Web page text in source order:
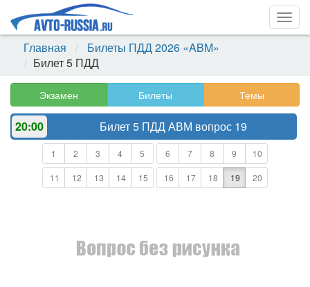
Главная
Билеты ПДД 2026 «ABM»
Билет 5 ПДД
Экзамен Билеты Темы
20:00 Билет 5 ПДД АВМ вопрос 19
1 2 3 4 5 6 7 8 9 10
11 12 13 14 15 16 17 18 19 20